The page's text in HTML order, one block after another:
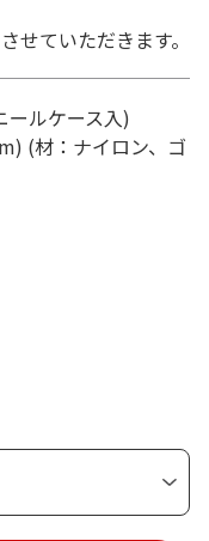
せていただきます。
ルケース入)
(材：ナイロン、ゴ